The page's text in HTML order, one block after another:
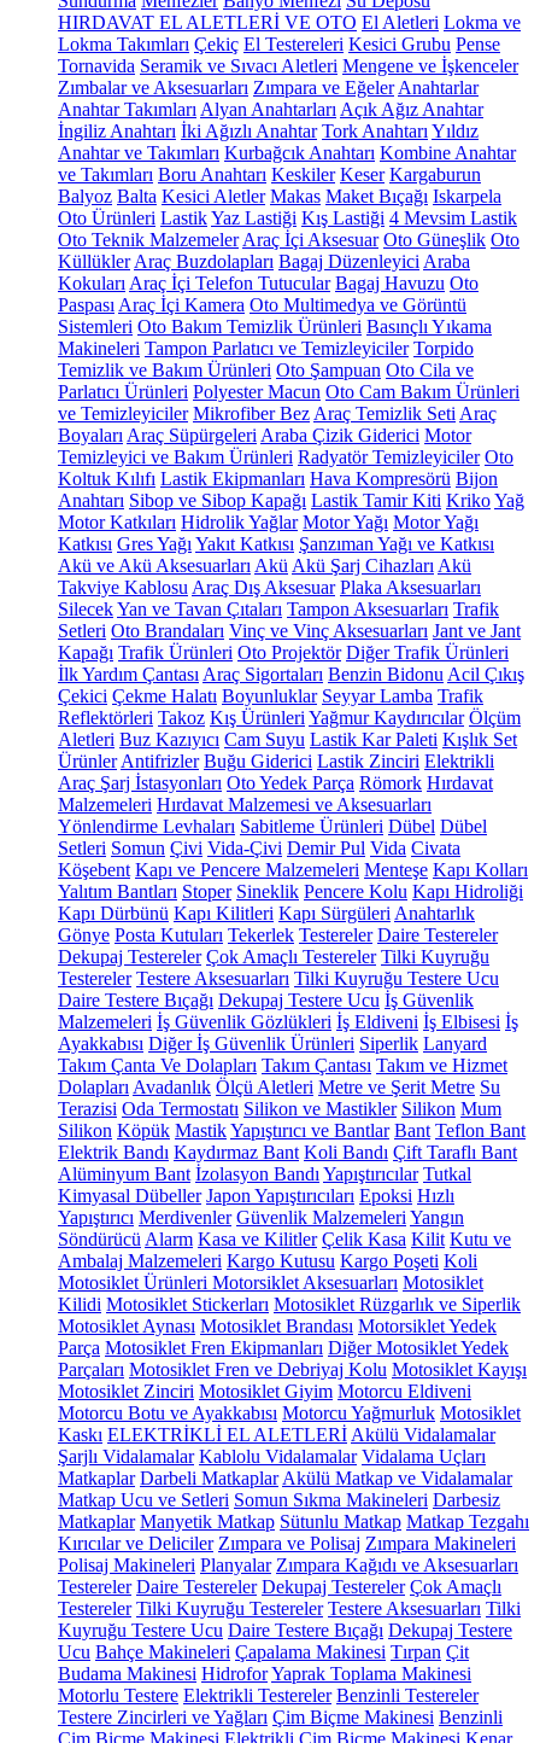
HIRDAVAT EL ALETLERİ VE OTO El Aletleri Lokma ve
Lokma Takımları Çekiç El Testereleri Kesici Grubu Pense
Tornavida Seramik ve Sıvacı Aletleri Mengene ve İşkenceler
Zımbalar ve Aksesuarları Zımpara ve Eğeler Anahtarlar
Anahtar Takımları Alyan Anahtarları Açık Ağız Anahtar
İngiliz Anahtarı İki Ağızlı Anahtar Tork Anahtarı Yıldız
Anahtar ve Takımları Kurbağcık Anahtarı Kombine Anahtar
ve Takımları Boru Anahtarı Keskiler Keser Kargaburun
Balyoz Balta Kesici Aletler Makas Maket Bıçağı Iskarpela
Oto Ürünleri LastikYaz Lastiği Kış Lastiği 4 Mevsim Lastik
Oto Teknik Malzemeler Araç İçi Aksesuar Oto Güneşlik Oto
Küllükler Araç Buzdolapları Bagaj Düzenleyici Araba
Kokuları Araç İçi Telefon Tutucular Bagaj Havuzu Oto
Paspası Araç İçi Kamera Oto Multimedya ve Görüntü
Sistemleri Oto Bakım Temizlik Ürünleri Basınçlı Yıkama
Makineleri Tampon Parlatıcı ve Temizleyiciler Torpido
Temizlik ve Bakım Ürünleri Oto Şampuan Oto Cila ve
Parlatıcı Ürünleri Polyester Macun Oto Cam Bakım Ürünleri
ve Temizleyiciler Mikrofiber Bez Araç Temizlik Seti Araç
Boyaları Araç Süpürgeleri Araba Çizik Giderici Motor
Temizleyici ve Bakım Ürünleri Radyatör Temizleyiciler Oto
Koltuk Kılıfı Lastik Ekipmanları Hava Kompresörü Bijon
Anahtarı Sibop ve Sibop Kapağı Lastik Tamir Kiti KrikoYağ
Motor Katkıları Hidrolik Yağlar Motor Yağı Motor Yağı
Katkısı Gres Yağı Yakıt Katkısı Şanzıman Yağı ve Katkısı
Akü ve Akü Aksesuarları Akü Akü Şarj Cihazları Akü
Takviye Kablosu Araç Dış Aksesuar Plaka Aksesuarları
SilecekYan ve Tavan Çıtaları Tampon Aksesuarları Trafik
Setleri Oto Brandaları Vinç ve Vinç Aksesuarları Jant ve Jant
Kapağı Trafik Ürünleri Oto Projektör Diğer Trafik Ürünleri
İlk Yardım Çantası Araç Sigortaları Benzin Bidonu Acil Çıkış
Çekici Çekme Halatı Boyunluklar Seyyar Lamba Trafik
Reflektörleri Takoz Kış Ürünleri Yağmur Kaydırıcılar Ölçüm
Aletleri Buz Kazıyıcı Cam Suyu Lastik Kar Paleti Kışlık Set
Ürünler Antifrizler Buğu Giderici Lastik Zinciri Elektrikli
Araç Şarj İstasyonları Oto Yedek Parça Römork Hırdavat
Malzemeleri Hırdavat Malzemesi ve Aksesuarları
Yönlendirme Levhaları Sabitleme Ürünleri Dübel Dübel
Setleri Somun Çivi Vida-Çivi Demir Pul Vida Civata
Köşebent Kapı ve Pencere Malzemeleri Menteşe Kapı Kolları
Yalıtım Bantları Stoper Sineklik Pencere Kolu Kapı Hidroliği
Kapı Dürbünü Kapı Kilitleri Kapı Sürgüleri Anahtarlık
Gönye Posta Kutuları Tekerlek Testereler Daire Testereler
Dekupaj Testereler Çok Amaçlı Testereler Tilki Kuyruğu
Testereler Testere Aksesuarları Tilki Kuyruğu Testere Ucu
Daire Testere Bıçağı Dekupaj Testere Ucu İş Güvenlik
Malzemeleri İş Güvenlik Gözlükleri İş Eldiveni İş Elbisesi İş
Ayakkabısı Diğer İş Güvenlik Ürünleri Siperlik Lanyard
Takım Çanta Ve Dolapları Takım Çantası Takım ve Hizmet
Dolapları Avadanlık Ölçü Aletleri Metre ve Şerit Metre Su
Terazisi Oda Termostatı Silikon ve Mastikler Silikon Mum
Silikon Köpük MastikYapıştırıcı ve Bantlar Bant Teflon Bant
Elektrik Bandı Kaydırmaz Bant Koli Bandı Çift Taraflı Bant
Alüminyum Bant İzolasyon Bandı Yapıştırıcılar Tutkal
Kimyasal Dübeller Japon Yapıştırıcıları Epoksi Hızlı
Yapıştırıcı Merdivenler Güvenlik Malzemeleri Yangın
Söndürücü Alarm Kasa ve Kilitler Çelik Kasa Kilit Kutu ve
Ambalaj Malzemeleri Kargo Kutusu Kargo Poşeti Koli
Motosiklet Ürünleri Motorsiklet Aksesuarları Motosiklet
Kilidi Motosiklet Stickerları Motosiklet Rüzgarlık ve Siperlik
Motosiklet Aynası Motosiklet Brandası Motorsiklet Yedek
Parça Motosiklet Fren Ekipmanları Diğer Motosiklet Yedek
Parçaları Motosiklet Fren ve Debriyaj Kolu Motosiklet Kayışı
Motosiklet Zinciri Motosiklet Giyim Motorcu Eldiveni
Motorcu Botu ve Ayakkabısı Motorcu Yağmurluk Motosiklet
Kaskı ELEKTRİKLİ EL ALETLERİ Akülü Vidalamalar
Şarjlı Vidalamalar Kablolu Vidalamalar Vidalama Uçları
Matkaplar Darbeli Matkaplar Akülü Matkap ve Vidalamalar
Matkap Ucu ve Setleri Somun Sıkma Makineleri Darbesiz
Matkaplar Manyetik Matkap Sütunlu Matkap Matkap Tezgahı
Kırıcılar ve Deliciler Zımpara ve Polisaj Zımpara Makineleri
Polisaj Makineleri Planyalar Zımpara Kağıdı ve Aksesuarları
Testereler Daire Testereler Dekupaj Testereler Çok Amaçlı
Testereler Tilki Kuyruğu Testereler Testere Aksesuarları Tilki
Kuyruğu Testere Ucu Daire Testere Bıçağı Dekupaj Testere
Ucu Bahçe Makineleri Çapalama Makinesi Tırpan Çit
Budama Makinesi HidroforYaprak Toplama Makinesi
Motorlu Testere Elektrikli Testereler Benzinli Testereler
Testere Zincirleri ve Yağları Çim Biçme Makinesi Benzinli
Çim Biçme Makinesi Elektrikli Çim Biçme Makinesi Kenar